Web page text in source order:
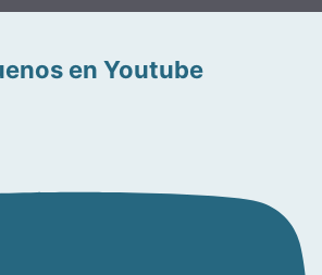
en Youtube